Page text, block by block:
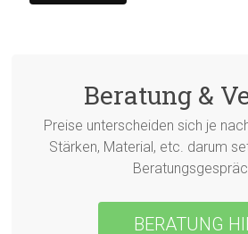
Beratung &
Preise unterscheiden sich je
Stärken, Material, etc. darum
BERATUNG